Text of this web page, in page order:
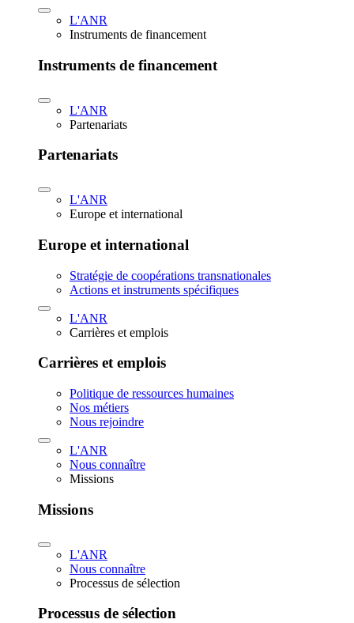
L'ANR
Instruments de financement
Instruments de financement
L'ANR
Partenariats
Partenariats
L'ANR
Europe et international
Europe et international
Stratégie de coopérations transnationales
Actions et instruments spécifiques
L'ANR
Carrières et emplois
Carrières et emplois
Politique de ressources humaines
Nos métiers
Nous rejoindre
L'ANR
Nous connaître
Missions
Missions
L'ANR
Nous connaître
Processus de sélection
Processus de sélection